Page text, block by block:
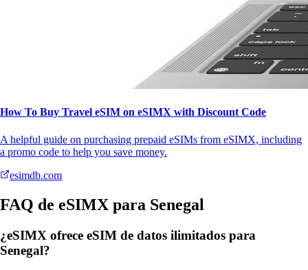
How To Buy Travel eSIM on eSIMX with Discount Code
A helpful guide on purchasing prepaid eSIMs from eSIMX, including
a promo code to help you save money.
esimdb.com
FAQ de eSIMX para Senegal
¿eSIMX ofrece eSIM de datos ilimitados para
Senegal?